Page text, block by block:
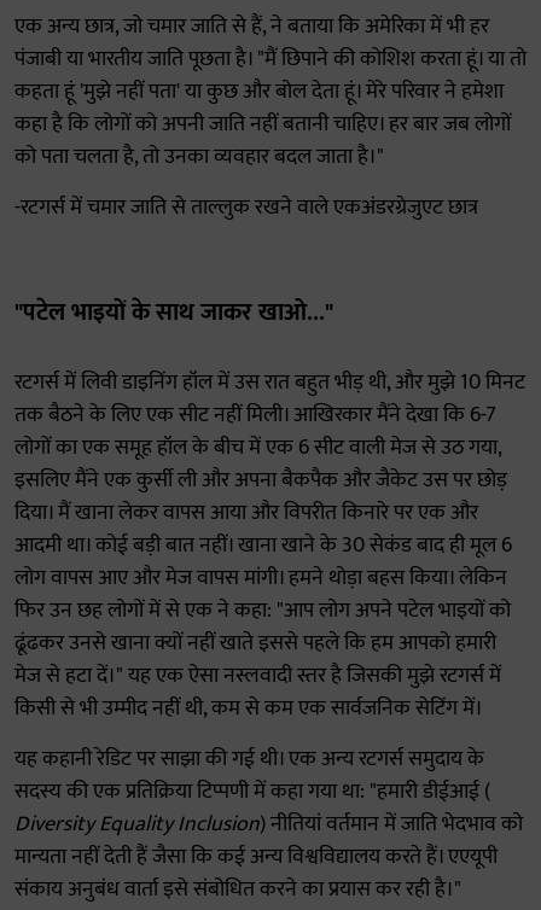
एक अन्य छात्र, जो चमार जाति से हैं, ने बताया कि अमेरिका में भी हर
पंजाबी या भारतीय जाति पूछता है। "मैं छिपाने की कोशिश करता हूं। या तो
कहता हूं 'मुझे नहीं पता' या कुछ और बोल देता हूं। मेरे परिवार ने हमेशा
कहा है कि लोगों को अपनी जाति नहीं बतानी चाहिए। हर बार जब लोगों
को पता चलता है, तो उनका व्यवहार बदल जाता है।"
-रटगर्स में चमार जाति से ताल्लुक रखने वाले एकअंडरग्रेजुएट छात्र
"पटेल भाइयों के साथ जाकर खाओ..."
रटगर्स में लिवी डाइनिंग हॉल में उस रात बहुत भीड़ थी, और मुझे 10 मिनट
तक बैठने के लिए एक सीट नहीं मिली। आखिरकार मैंने देखा कि 6-7
लोगों का एक समूह हॉल के बीच में एक 6 सीट वाली मेज से उठ गया,
इसलिए मैंने एक कुर्सी ली और अपना बैकपैक और जैकेट उस पर छोड़
दिया। मैं खाना लेकर वापस आया और विपरीत किनारे पर एक और
आदमी था। कोई बड़ी बात नहीं। खाना खाने के 30 सेकंड बाद ही मूल 6
लोग वापस आए और मेज वापस मांगी। हमने थोड़ा बहस किया। लेकिन
फिर उन छह लोगों में से एक ने कहा: "आप लोग अपने पटेल भाइयों को
ढूंढकर उनसे खाना क्यों नहीं खाते इससे पहले कि हम आपको हमारी
मेज से हटा दें।" यह एक ऐसा नस्लवादी स्तर है जिसकी मुझे रटगर्स में
किसी से भी उम्मीद नहीं थी, कम से कम एक सार्वजनिक सेटिंग में।
यह कहानी रेडिट पर साझा की गई थी। एक अन्य रटगर्स समुदाय के
सदस्य की एक प्रतिक्रिया टिप्पणी में कहा गया था: "हमारी डीईआई (
Diversity Equality Inclusion) नीतियां वर्तमान में जाति भेदभाव को
मान्यता नहीं देती हैं जैसा कि कई अन्य विश्वविद्यालय करते हैं। एएयूपी
संकाय अनुबंध वार्ता इसे संबोधित करने का प्रयास कर रही है।"